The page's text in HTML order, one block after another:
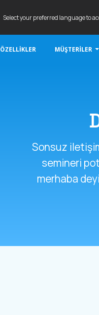
Select your preferred language to
ÖZELLIKLER MÜŞTERILER
Sonsuz
semineri
merhaba